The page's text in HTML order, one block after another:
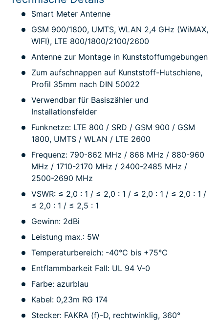
Smart Meter Antenne
GSM 900/1800, UMTS, WLAN 2,4 GHz (WiMAX,
WIFI), LTE 800/1800/2100/2600
Antenne zur Montage in Kunststoffumgebungen
Zum aufschnappen auf Kunststoff-Hutschiene,
Profil 35mm nach DIN 50022
Verwendbar für Basiszähler und
Installationsfelder
Funknetze: LTE 800 / SRD / GSM 900 / GSM
1800, UMTS / WLAN / LTE 2600
Frequenz: 790-862 MHz / 868 MHz / 880-960
MHz / 1710-2170 MHz / 2400-2485 MHz /
2500-2690 MHz
VSWR: ≤ 2,0 : 1 / ≤ 2,0 : 1 / ≤ 2,0 : 1 / ≤ 2,0 : 1 /
≤ 2,0 : 1 / ≤ 2,5 : 1
Gewinn: 2dBi
Leistung max.: 5W
Temperaturbereich: -40°C bis +75°C
Entflammbarkeit Fall: UL 94 V-0
Farbe: azurblau
Kabel: 0,23m RG 174
Stecker: FAKRA (f)-D, rechtwinklig, 360°